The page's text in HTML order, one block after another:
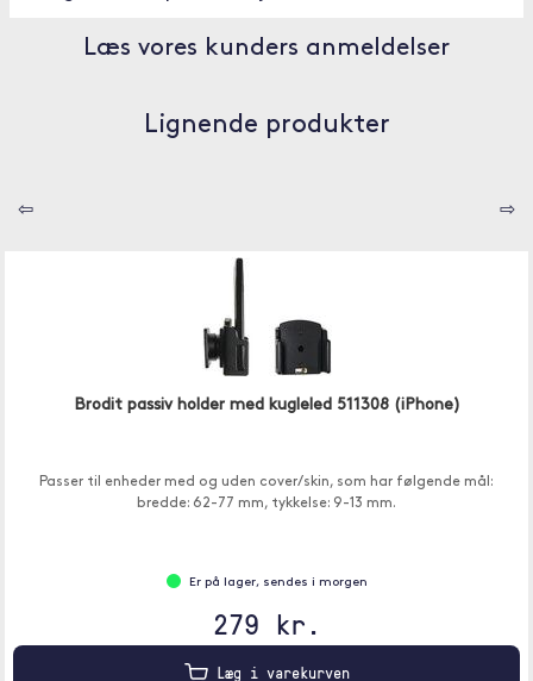
Læs vores kunders anmeldelser
Lignende produkter
⇦ ⇨
Brodit passiv holder med kugleled 511308 (iPhone)
Passer til enheder med og uden cover/skin, som har følgende mål:
bredde: 62-77 mm, tykkelse: 9-13 mm.
Er på lager, sendes i morgen
279 kr.
Læg i varekurven